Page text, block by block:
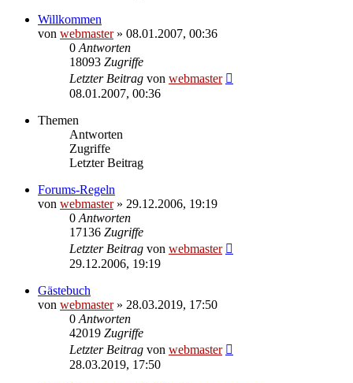
Willkommen
von webmaster» 08.01.2007, 00:36
0 Antworten
18093 Zugriffe
Letzter Beitrag von webmaster
08.01.2007, 00:36
Themen
Antworten
Zugriffe
Letzter Beitrag
Forums-Regeln
von webmaster» 29.12.2006, 19:19
0 Antworten
17136 Zugriffe
Letzter Beitrag von webmaster
29.12.2006, 19:19
Gästebuch
von webmaster» 28.03.2019, 17:50
0 Antworten
42019 Zugriffe
Letzter Beitrag von webmaster
28.03.2019, 17:50